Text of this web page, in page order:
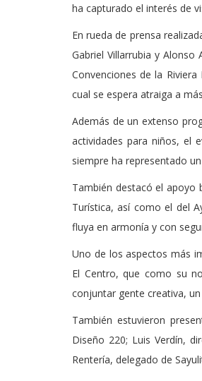
ha capturado el interés de
En rueda de prensa
Gabriel Villarrubia y
Convenciones de la
cual se espera atraiga a
Además de un extenso
actividades para niños, el
siempre ha representado un
También destacó el apoyo
Turística, así como el del
fluya en armonía y con
Uno de los aspectos más
El Centro, que como su
conjuntar gente creativa,
También estuvieron
Diseño 220; Luis Verdín,
Rentería, delegado de